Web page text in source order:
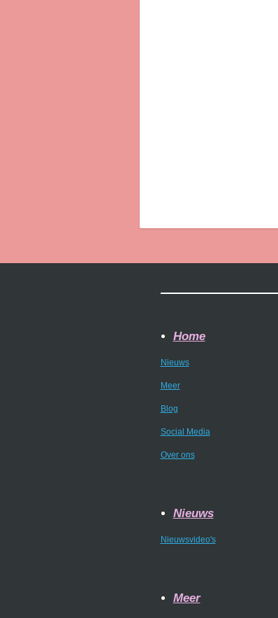
Home
Nieuws
Meer
Blog
Social Media
Over ons
Nieuws
Nieuwsvideo's
Meer